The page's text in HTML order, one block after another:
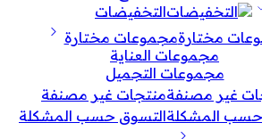
التخفيضات
مجموعات مختارة
مجموعات العناية
مجموعات التجميل
منتجات غير مصنفة
التسوق حسب المشكلة